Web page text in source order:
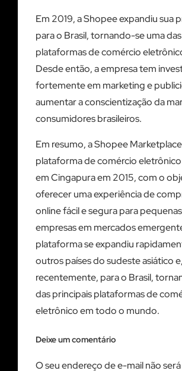
Em 2019, a Shopee expandiu sua
para o Brasil, tornando-se uma
plataformas de comércio
Desde então, a empresa tem
fortemente em marketing e
aumentar a conscientização da
consumidores brasileiros.
Em resumo, a Shopee
plataforma de comércio
em Cingapura em 2015, com o
oferecer uma experiência de
online fácil e segura para
empresas em mercados
plataforma se expandiu
outros países do sudeste asiático
recentemente, para o Brasil,
das principais plataformas de
eletrônico em todo o mundo.
Deixe um comentário
O seu endereço de e-mail não